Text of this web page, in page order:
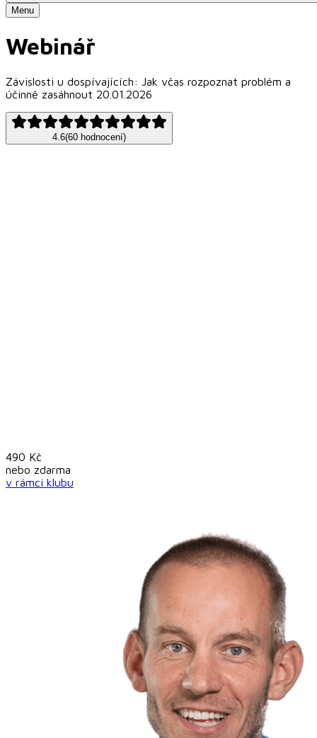
Menu
Webinář
Závislosti u dospívajících: Jak včas rozpoznat problém a
účinně zasáhnout 20.01.2026
4.6(60 hodnocení)
490 Kč
nebo zdarma
v rámci klubu